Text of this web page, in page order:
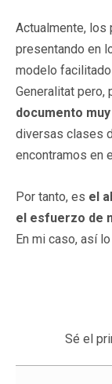
Actualmente, los
presentando en
modelo
Generalitat pero,
documento
diversas clases
encontramos en
Por tanto, es el
el esfuerzo de
En mi caso, así
Sé el